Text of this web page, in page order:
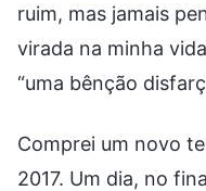
ruim, mas jamais
virada na minha
“uma bênção
Comprei um novo
2017. Um dia, no